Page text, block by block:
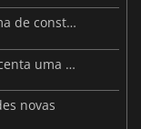
Subnautica 2 apresenta um novo sistema de construção de bases
O primeiro DLC de Borderlands 4 acrescenta uma nova personagem e muito mais
novas